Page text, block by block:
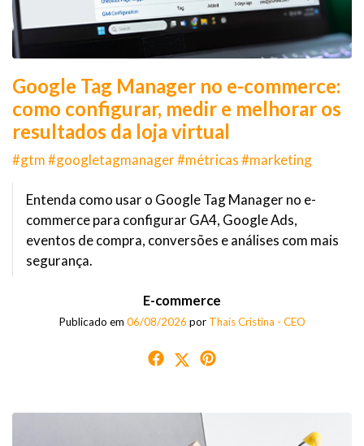
Google Tag Manager no e-commerce:
como configurar, medir e melhorar os
resultados da loja virtual
#gtm #googletagmanager #métricas #marketing
Entenda como usar o Google Tag Manager no e-
commerce para configurar GA4, Google Ads,
eventos de compra, conversões e análises com mais
segurança.
E-commerce
Publicado em 06/08/2026 por Thaís Cristina - CEO